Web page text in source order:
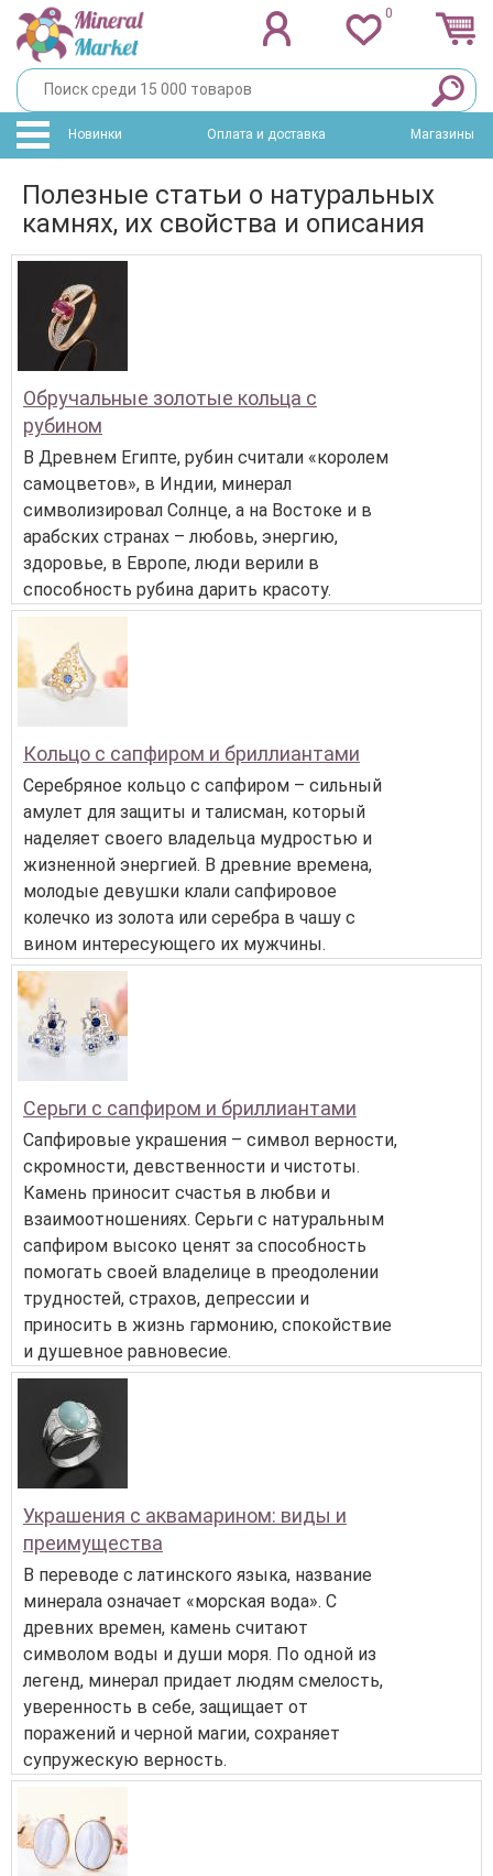
0
Новинки Оплата и доставка Магазины
Полезные статьи о натуральных
камнях, их свойства и описания
Обручальные золотые кольца с
рубином
В Древнем Египте, рубин считали «королем
самоцветов», в Индии, минерал
символизировал Солнце, а на Востоке и в
арабских странах – любовь, энергию,
здоровье, в Европе, люди верили в
способность рубина дарить красоту.
Кольцо с сапфиром и бриллиантами
Серебряное кольцо с сапфиром – сильный
амулет для защиты и талисман, который
наделяет своего владельца мудростью и
жизненной энергией. В древние времена,
молодые девушки клали сапфировое
колечко из золота или серебра в чашу с
вином интересующего их мужчины.
Серьги с сапфиром и бриллиантами
Сапфировые украшения – символ верности,
скромности, девственности и чистоты.
Камень приносит счастья в любви и
взаимоотношениях. Серьги с натуральным
сапфиром высоко ценят за способность
помогать своей владелице в преодолении
трудностей, страхов, депрессии и
приносить в жизнь гармонию, спокойствие
и душевное равновесие.
Украшения с аквамарином: виды и
преимущества
В переводе с латинского языка, название
минерала означает «морская вода». С
древних времен, камень считают
символом воды и души моря. По одной из
легенд, минерал придает людям смелость,
уверенность в себе, защищает от
поражений и черной магии, сохраняет
супружескую верность.